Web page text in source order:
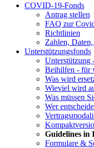
COVID-19-Fonds
Antrag stellen
FAQ zur
Richtlinien
Zahlen,
Unterstützungsfonds
Unterstützung
Beihilfen - für
Was wird
Wieviel wird
Was müssen
Wer
Guidelines in
Formulare &